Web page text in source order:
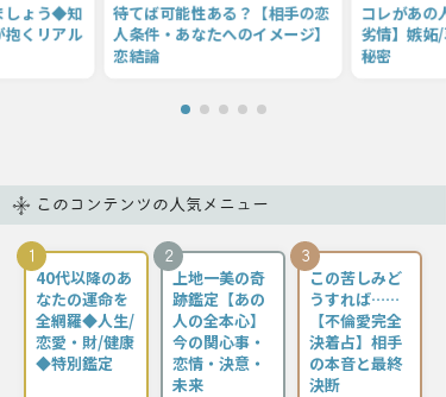
しょう◆知
抱くリアル
待てば可能性ある？【相手の恋
人条件・あなたへのイメージ】
恋結論
コレがあの
劣情】嫉妬
秘密
このコンテンツの人気メニュー
1
40代以降のあ
なたの運命を
全網羅◆人生/
恋愛・財/健康
◆特別鑑定
2
上地一美の奇
跡鑑定【あの
人の全本心】
今の関心事・
恋情・決意・
未来
3
この苦しみど
うすれば……
【不倫愛完全
決着占】相手
の本音と最終
決断